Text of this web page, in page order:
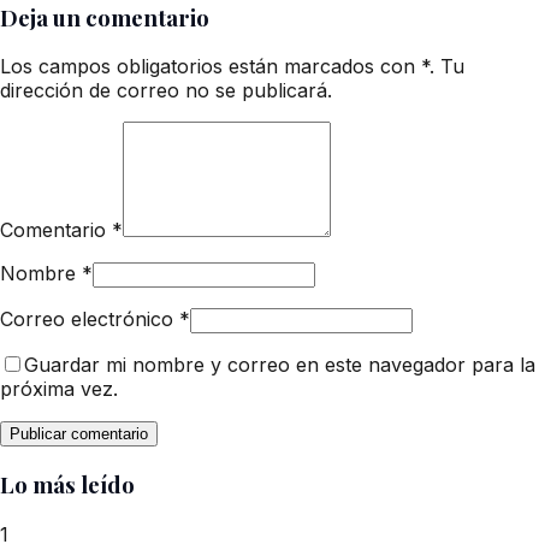
Deja un comentario
Los campos obligatorios están marcados con *. Tu
dirección de correo no se publicará.
Comentario *
Nombre *
Correo electrónico *
Guardar mi nombre y correo en este navegador para la
próxima vez.
Lo más leído
1